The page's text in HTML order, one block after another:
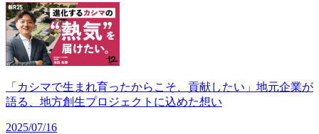
「カシマで生まれ育ったからこそ、貢献したい」地元企業が
語る、地方創生プロジェクトに込めた想い
2025/07/16